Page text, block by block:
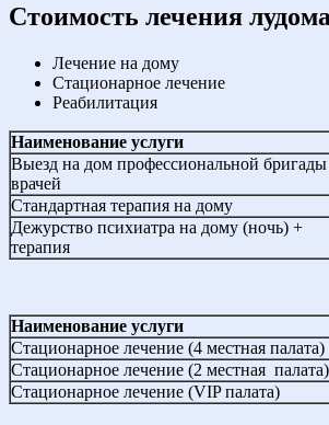
Cтоимость лечения
Лечение на дому
Стационарное лечение
Реабилитация
Наименование услуги
Выезд на дом профессиональной бригады
врачей
Стандартная терапия на дому
Дежурство психиатра на дому (ночь) +
терапия
Наименование услуги
Стационарное лечение (4 местная палата)
Стационарное лечение (2 местная палата)
Стационарное лечение (VIP палата)